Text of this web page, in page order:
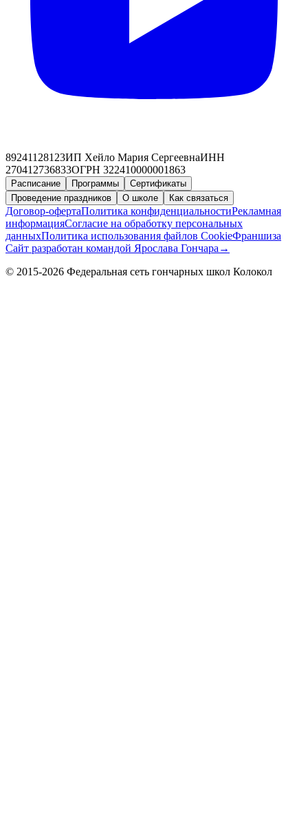
89241128123ИП Хейло Мария СергеевнаИНН
270412736833ОГРН 322410000001863
Расписание Программы
Сертификаты
Проведение праздников
О школе Как связаться
Договор-офертаПолитика конфиденциальностиРекламная
информацияСогласие на обработку персональных
данныхПолитика использования файлов CookieФраншиза
Сайт разработан командой Ярослава Гончара →
© 2015-2026 Федеральная сеть гончарных школ Колокол